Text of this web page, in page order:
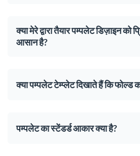
क्या मेरे द्वारा तैयार पम्पलेट डिज़ाइन को
आसान है?
क्या पम्पलेट टेम्प्लेट दिखाते हैं कि फोल्ड
पम्पलेट का स्टेंडर्ड आकार क्या है?